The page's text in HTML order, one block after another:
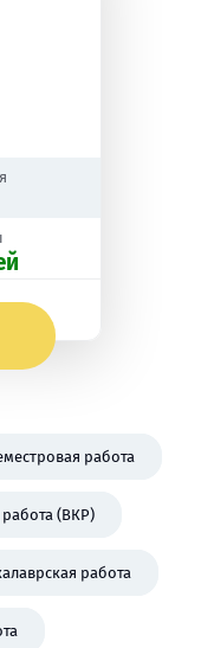
работа
(ВКР)
работа